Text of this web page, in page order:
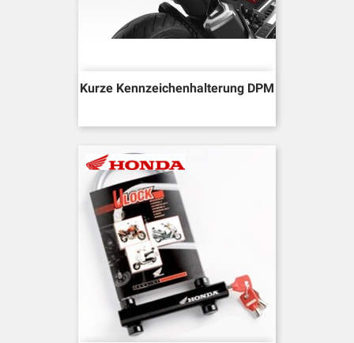
Kurze Kennzeichenhalterung DPM